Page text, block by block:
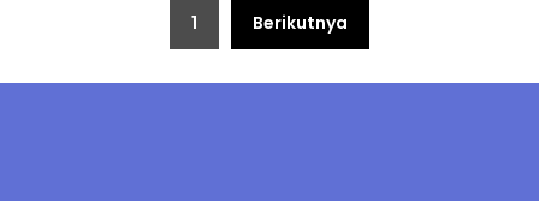
1 Berikutnya